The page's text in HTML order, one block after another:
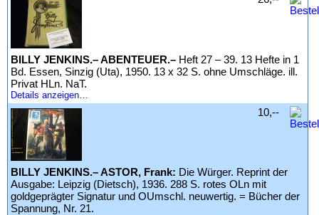
BILLY JENKINS.– ABENTEUER.– Heft 27 – 39. 13 Hefte in 1
Bd. Essen, Sinzig (Uta), 1950. 13 x 32 S. ohne Umschläge. ill.
Privat HLn. NaT.
Details anzeigen…
BILLY JENKINS.– ASTOR, Frank: Die Würger. Reprint der
Ausgabe: Leipzig (Dietsch), 1936. 288 S. rotes OLn mit
goldgeprägter Signatur und OUmschl. neuwertig. = Bücher der
Spannung, Nr. 21.
10,--